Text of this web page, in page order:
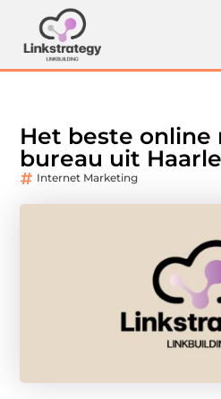
Het beste online
bureau uit
Internet Marketing